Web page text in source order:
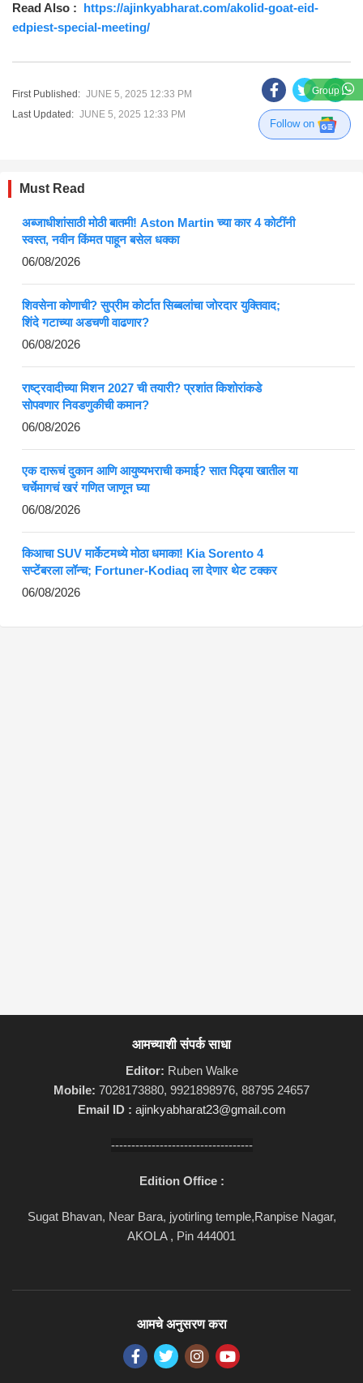
Group
Read Also : https://ajinkyabharat.com/akolid-goat-eid-
edpiest-special-meeting/
First Published: JUNE 5, 2025 12:33 PM
Last Updated: JUNE 5, 2025 12:33 PM
Follow on
Must Read
अब्जाधीशांसाठी मोठी बातमी! Aston Martin च्या कार 4 कोटींनी
स्वस्त, नवीन किंमत पाहून बसेल धक्का
06/08/2026
शिवसेना कोणाची? सुप्रीम कोर्टात सिब्बलांचा जोरदार युक्तिवाद;
शिंदे गटाच्या अडचणी वाढणार?
06/08/2026
राष्ट्रवादीच्या मिशन 2027 ची तयारी? प्रशांत किशोरांकडे
सोपवणार निवडणुकीची कमान?
06/08/2026
एक दारूचं दुकान आणि आयुष्यभराची कमाई? सात पिढ्या खातील या
चर्चेमागचं खरं गणित जाणून घ्या
06/08/2026
किआचा SUV मार्केटमध्ये मोठा धमाका! Kia Sorento 4
सप्टेंबरला लॉन्च; Fortuner-Kodiaq ला देणार थेट टक्कर
06/08/2026
आमच्याशी संपर्क साधा
Editor: Ruben Walke
Mobile: 7028173880, 9921898976, 88795 24657
Email ID : ajinkyabharat23@gmail.com
-----------------------------------
Edition Office :
Sugat Bhavan, Near Bara, jyotirling temple,Ranpise Nagar,
AKOLA , Pin 444001
आमचे अनुसरण करा